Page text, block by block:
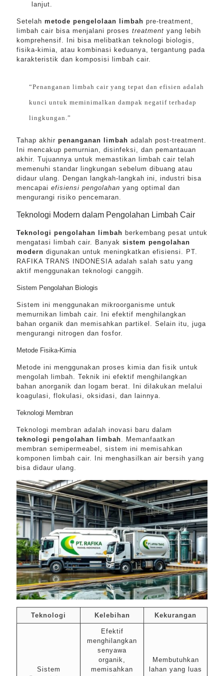
lanjut.
Setelah metode pengelolaan limbah pre-treatment,
limbah cair bisa menjalani proses treatment yang lebih
komprehensif. Ini bisa melibatkan teknologi biologis,
fisika-kimia, atau kombinasi keduanya, tergantung pada
karakteristik dan komposisi limbah cair.
“Penanganan limbah cair yang tepat dan efisien adalah
kunci untuk meminimalkan dampak negatif terhadap
lingkungan.”
Tahap akhir penanganan limbah adalah post-treatment.
Ini mencakup pemurnian, disinfeksi, dan pemantauan
akhir. Tujuannya untuk memastikan limbah cair telah
memenuhi standar lingkungan sebelum dibuang atau
didaur ulang. Dengan langkah-langkah ini, industri bisa
mencapai efisiensi pengolahan yang optimal dan
mengurangi risiko pencemaran.
Teknologi Modern dalam Pengolahan Limbah Cair
Teknologi pengolahan limbah berkembang pesat untuk
mengatasi limbah cair. Banyak sistem pengolahan
modern digunakan untuk meningkatkan efisiensi. PT.
RAFIKA TRANS INDONESIA adalah salah satu yang
aktif menggunakan teknologi canggih.
Sistem Pengolahan Biologis
Sistem ini menggunakan mikroorganisme untuk
memurnikan limbah cair. Ini efektif menghilangkan
bahan organik dan memisahkan partikel. Selain itu, juga
mengurangi nitrogen dan fosfor.
Metode Fisika-Kimia
Metode ini menggunakan proses kimia dan fisik untuk
mengolah limbah. Teknik ini efektif menghilangkan
bahan anorganik dan logam berat. Ini dilakukan melalui
koagulasi, flokulasi, oksidasi, dan lainnya.
Teknologi Membran
Teknologi membran adalah inovasi baru dalam
teknologi pengolahan limbah. Memanfaatkan
membran semipermeabel, sistem ini memisahkan
komponen limbah cair. Ini menghasilkan air bersih yang
bisa didaur ulang.
Teknologi Kelebihan Kekurangan
Sistem
Efektif
menghilangkan
senyawa
organik,
memisahkan
Membutuhkan
lahan yang luas